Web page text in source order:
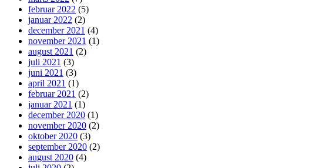
februar 2022 (5)
januar 2022 (2)
december 2021 (4)
november 2021 (1)
august 2021 (2)
juli 2021 (3)
juni 2021 (3)
april 2021 (1)
februar 2021 (2)
januar 2021 (1)
december 2020 (1)
november 2020 (2)
oktober 2020 (3)
september 2020 (2)
august 2020 (4)